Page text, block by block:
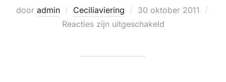
door admin Ceciliaviering
Geplaatst
op
30 oktober 2011
Reacties zijn uitgeschakeld